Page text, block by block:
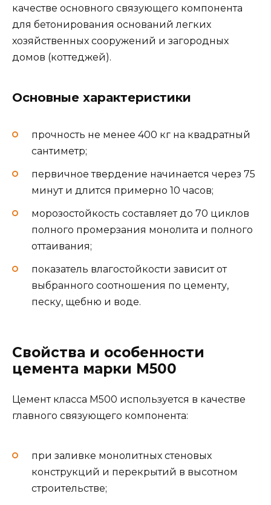
качестве основного связующего компонента
для бетонирования оснований легких
хозяйственных сооружений и загородных
домов (коттеджей).
Основные характеристики
прочность не менее 400 кг на квадратный
сантиметр;
первичное твердение начинается через 75
минут и длится примерно 10 часов;
морозостойкость составляет до 70 циклов
полного промерзания монолита и полного
оттаивания;
показатель влагостойкости зависит от
выбранного соотношения по цементу,
песку, щебню и воде.
Свойства и особенности
цемента марки М500
Цемент класса М500 используется в качестве
главного связующего компонента:
при заливке монолитных стеновых
конструкций и перекрытий в высотном
строительстве;